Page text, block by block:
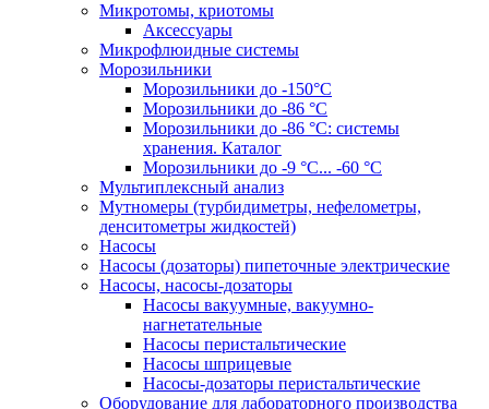
Микротомы, криотомы
Аксессуары
Микрофлюидные системы
Морозильники
Морозильники до -150°С
Морозильники до -86 °C
Морозильники до -86 °C: системы
хранения. Каталог
Морозильники до -9 °C... -60 °C
Мультиплексный анализ
Мутномеры (турбидиметры, нефелометры,
денситометры жидкостей)
Насосы
Насосы (дозаторы) пипеточные электрические
Насосы, насосы-дозаторы
Насосы вакуумные, вакуумно-
нагнетательные
Насосы перистальтические
Насосы шприцевые
Насосы-дозаторы перистальтические
Оборудование для лабораторного производства